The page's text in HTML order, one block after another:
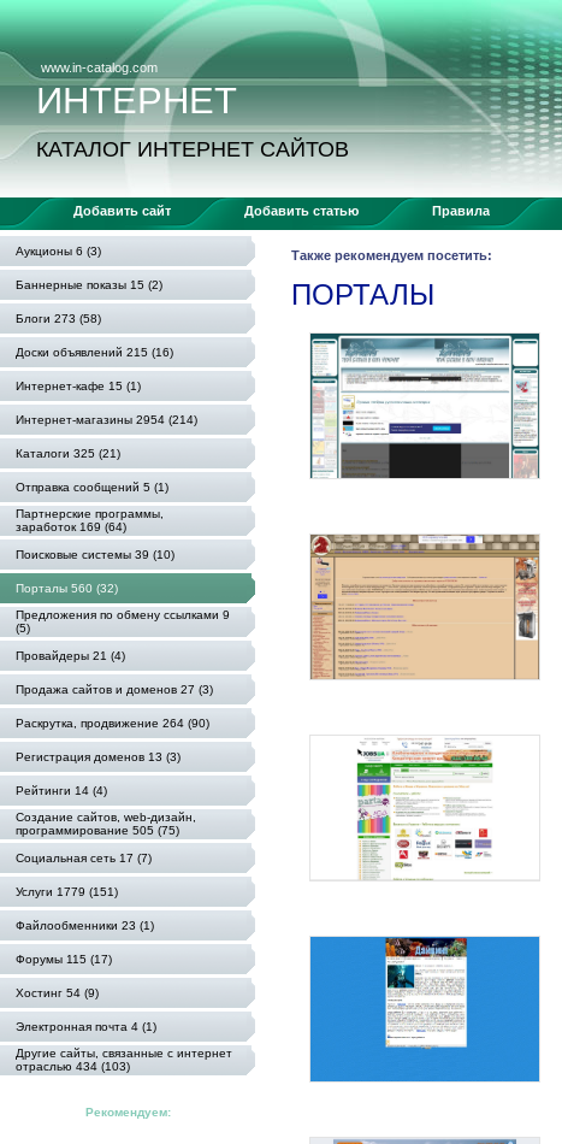
www.in-catalog.com
ИНТЕРНЕТ
КАТАЛОГ ИНТЕРНЕТ САЙТОВ
Добавить сайт Добавить статью Правила
Аукционы 6 (3)
Баннерные показы 15 (2)
Блоги 273 (58)
Доски объявлений 215 (16)
Интернет-кафе 15 (1)
Интернет-магазины 2954 (214)
Каталоги 325 (21)
Отправка сообщений 5 (1)
Партнерские программы,
заработок 169 (64)
Поисковые системы 39 (10)
Порталы 560 (32)
Предложения по обмену ссылками 9
(5)
Провайдеры 21 (4)
Продажа сайтов и доменов 27 (3)
Раскрутка, продвижение 264 (90)
Регистрация доменов 13 (3)
Рейтинги 14 (4)
Создание сайтов, web-дизайн,
программирование 505 (75)
Социальная сеть 17 (7)
Услуги 1779 (151)
Файлообменники 23 (1)
Форумы 115 (17)
Хостинг 54 (9)
Электронная почта 4 (1)
Другие сайты, связанные с интернет
отраслью 434 (103)
Рекомендуем:
Также рекомендуем посетить:
ПОРТАЛЫ